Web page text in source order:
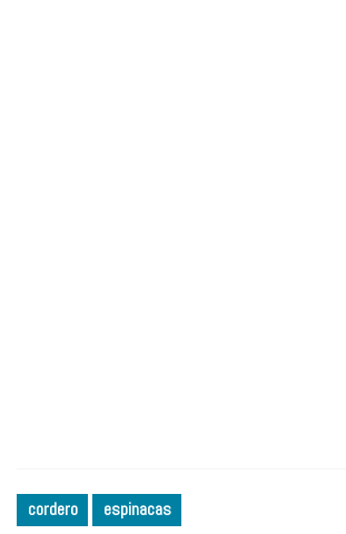
cordero espinacas